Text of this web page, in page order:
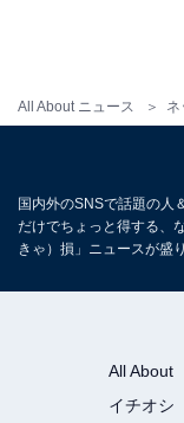
All About ニュース ネ
国内外のSNSで話題の人
だけでちょっと得する、
きゃ）損」ニュースが盛
All About
イチオシ